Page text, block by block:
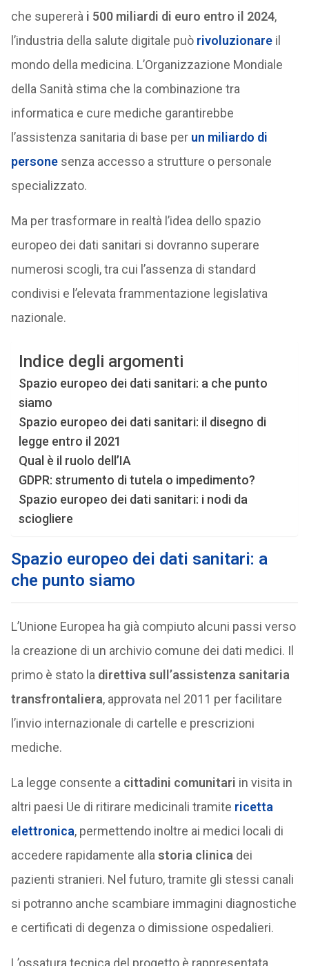
che supererà i 500 miliardi di euro entro il 2024,
l’industria della salute digitale può rivoluzionareil
mondo della medicina. L’Organizzazione Mondiale
della Sanità stima che la combinazione tra
informatica e cure mediche garantirebbe
l’assistenza sanitaria di base per un miliardo di
personesenza accesso a strutture o personale
specializzato.
Ma per trasformare in realtà l’idea dello spazio
europeo dei dati sanitari si dovranno superare
numerosi scogli, tra cui l’assenza di standard
condivisi e l’elevata frammentazione legislativa
nazionale.
Indice degli argomenti
Spazio europeo dei dati sanitari: a che punto
siamo
Spazio europeo dei dati sanitari: il disegno di
legge entro il 2021
Qual è il ruolo dell’IA
GDPR: strumento di tutela o impedimento?
Spazio europeo dei dati sanitari: i nodi da
sciogliere
Spazio europeo dei dati sanitari: a
che punto siamo
L’Unione Europea ha già compiuto alcuni passi verso
la creazione di un archivio comune dei dati medici. Il
primo è stato la direttiva sull’assistenza sanitaria
transfrontaliera, approvata nel 2011 per facilitare
l’invio internazionale di cartelle e prescrizioni
mediche.
La legge consente a cittadini comunitari in visita in
altri paesi Ue di ritirare medicinali tramite ricetta
elettronica, permettendo inoltre ai medici locali di
accedere rapidamente alla storia clinica dei
pazienti stranieri. Nel futuro, tramite gli stessi canali
si potranno anche scambiare immagini diagnostiche
e certificati di degenza o dimissione ospedalieri.
L’ossatura tecnica del progetto è rappresentata